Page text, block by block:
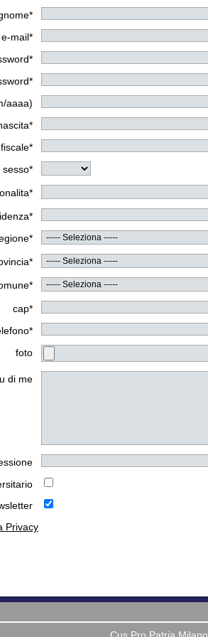
e-mail*
aaaa)
sesso*
cap*
foto
di me
Privacy